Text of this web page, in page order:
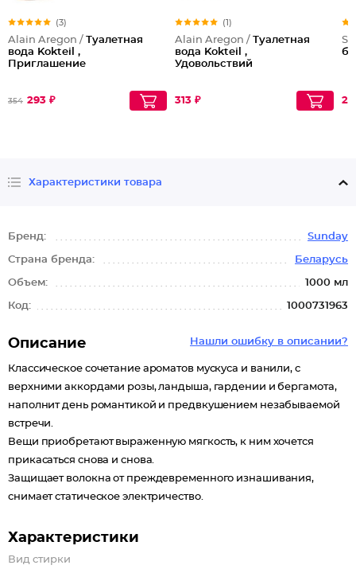
(3)
Alain Aregon / Туалетная
вода Kokteil ,
Приглашение
354 293 ₽
(1)
Alain Aregon / Туалетная
вода Kokteil ,
Удовольствий
313 ₽
Характеристики товара
Бренд: Sunday
Страна бренда: Беларусь
Объем: 1000 мл
Код: 1000731963
Нашли ошибку в описании?
Описание
Классическое сочетание ароматов мускуса и ванили, с
верхними аккордами розы, ландыша, гардении и бергамота,
наполнит день романтикой и предвкушением незабываемой
встречи.
Вещи приобретают выраженную мягкость, к ним хочется
прикасаться снова и снова.
Защищает волокна от преждевременного изнашивания,
снимает статическое электричество.
Характеристики
Вид стирки